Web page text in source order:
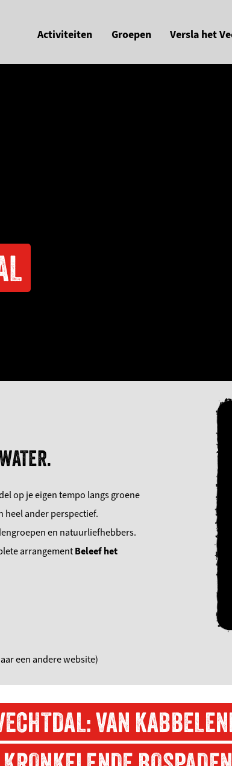
Activiteiten Groepen Versla het
op je eigen tempo langs groene
heel ander perspectief.
en natuurliefhebbers.
arrangementBeleef het
een andere website)
VAN